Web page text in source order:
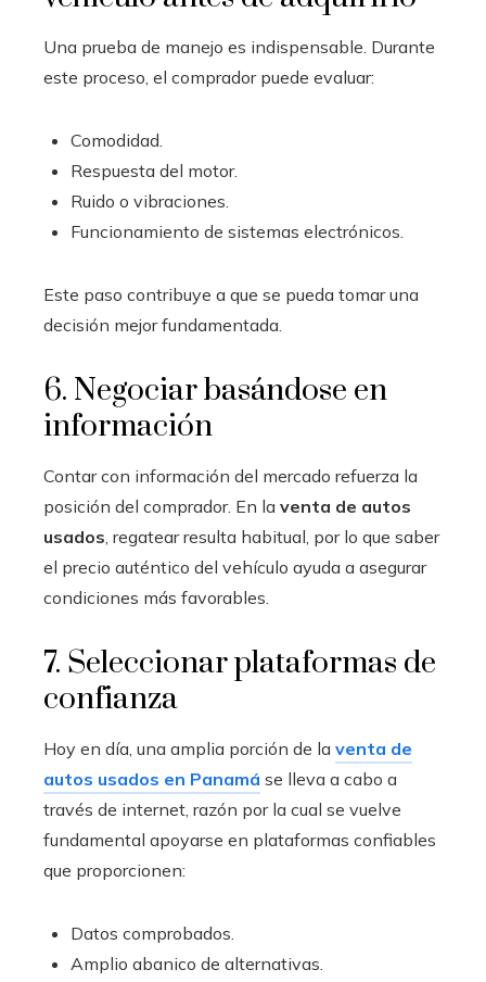
Una prueba de manejo es indispensable. Durante
este proceso, el comprador puede evaluar:
Comodidad.
Respuesta del motor.
Ruido o vibraciones.
Funcionamiento de sistemas electrónicos.
Este paso contribuye a que se pueda tomar una
decisión mejor fundamentada.
6. Negociar basándose en
información
Contar con información del mercado refuerza la
posición del comprador. En la venta de autos
usados, regatear resulta habitual, por lo que saber
el precio auténtico del vehículo ayuda a asegurar
condiciones más favorables.
7. Seleccionar plataformas de
confianza
Hoy en día, una amplia porción de la venta de
autos usados en Panamá se lleva a cabo a
través de internet, razón por la cual se vuelve
fundamental apoyarse en plataformas confiables
que proporcionen:
Datos comprobados.
Amplio abanico de alternativas.